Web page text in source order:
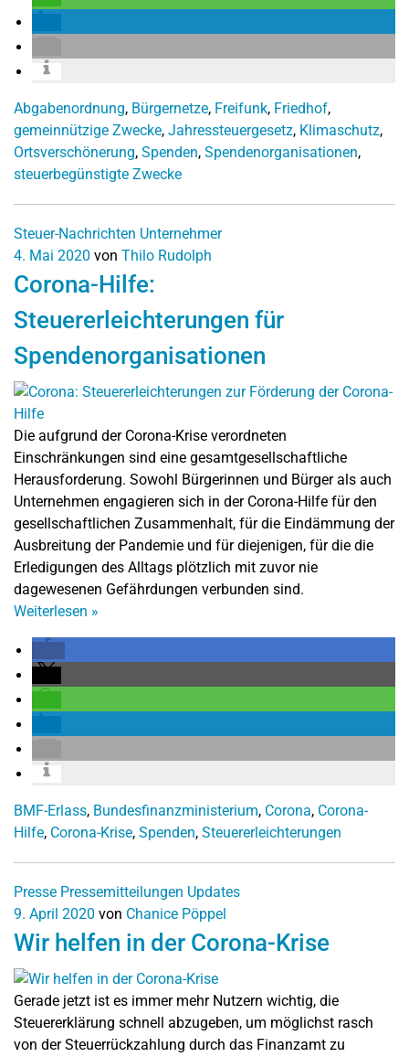
Abgabenordnung, Bürgernetze, Freifunk, Friedhof,
gemeinnützige Zwecke, Jahressteuergesetz, Klimaschutz,
Ortsverschönerung, Spenden, Spendenorganisationen,
steuerbegünstigte Zwecke
Steuer-Nachrichten Unternehmer
4. Mai 2020 von Thilo Rudolph
Corona-Hilfe:
Steuererleichterungen für
Spendenorganisationen
Die aufgrund der Corona-Krise verordneten
Einschränkungen sind eine gesamtgesellschaftliche
Herausforderung. Sowohl Bürgerinnen und Bürger als auch
Unternehmen engagieren sich in der Corona-Hilfe für den
gesellschaftlichen Zusammenhalt, für die Eindämmung der
Ausbreitung der Pandemie und für diejenigen, für die die
Erledigungen des Alltags plötzlich mit zuvor nie
dagewesenen Gefährdungen verbunden sind.
Weiterlesen »
BMF-Erlass, Bundesfinanzministerium, Corona, Corona-
Hilfe, Corona-Krise, Spenden, Steuererleichterungen
Presse Pressemitteilungen Updates
9. April 2020 von Chanice Pöppel
Wir helfen in der Corona-Krise
Gerade jetzt ist es immer mehr Nutzern wichtig, die
Steuererklärung schnell abzugeben, um möglichst rasch
von der Steuerrückzahlung durch das Finanzamt zu